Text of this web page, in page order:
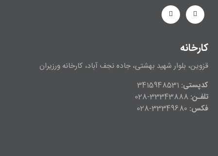
کارخانه
قزوین، بلوار شهید بهشتی، جاده نجف آباد، کارخانه ورزیران
کدپستی:
تلفـن:
فکس: